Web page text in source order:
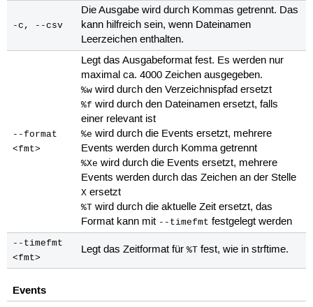
-c, --csv
Die Ausgabe wird durch Kommas getrennt. Das
kann hilfreich sein, wenn Dateinamen
Leerzeichen enthalten.
--format
<fmt>
Legt das Ausgabeformat fest. Es werden nur
maximal ca. 4000 Zeichen ausgegeben.
%w wird durch den Verzeichnispfad ersetzt
%f wird durch den Dateinamen ersetzt, falls
einer relevant ist
%e wird durch die Events ersetzt, mehrere
Events werden durch Komma getrennt
%Xe wird durch die Events ersetzt, mehrere
Events werden durch das Zeichen an der Stelle
X ersetzt
%T wird durch die aktuelle Zeit ersetzt, das
Format kann mit --timefmt festgelegt werden
--timefmt
<fmt>
Legt das Zeitformat für%T fest, wie in strftime.
Events